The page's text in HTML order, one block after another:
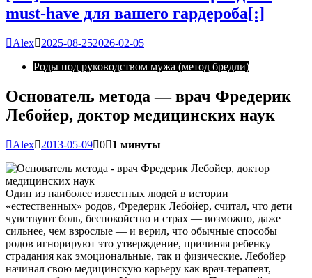
must-have для вашего гардероба[:]
Alex 2025-08-252026-02-05
Роды под руководством мужа (метод бредли)
Основатель метода — врач Фредерик
Лебойер, доктор медицинских наук
Alex 2013-05-09 0 1 минуты
Один из наиболее известных людей в истории
«естественных» родов, Фредерик Лебойер, считал, что дети
чувствуют боль, беспокойство и страх — возможно, даже
сильнее, чем взрослые — и верил, что обычные способы
родов игнорируют это утверждение, причиняя ребенку
страдания как эмоциональные, так и физические. Лебойер
начинал свою медицинскую карьеру как врач-терапевт,